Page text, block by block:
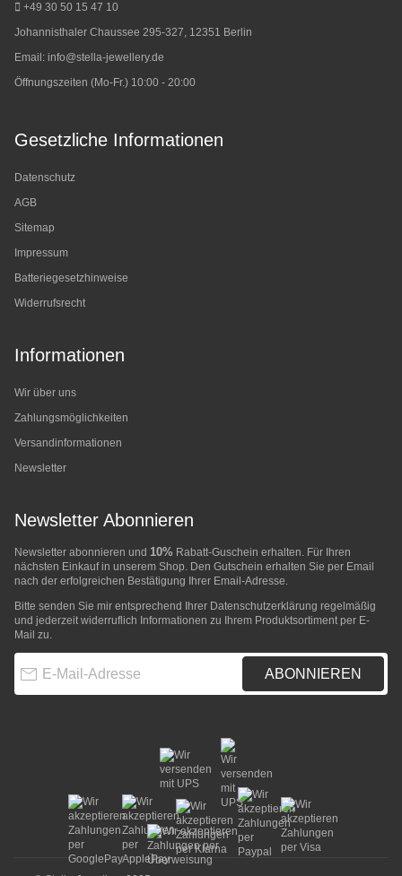
+49 30 50 15 47 10
Johannisthaler Chaussee 295-327, 12351 Berlin
Email: info@stella-jewellery.de
Öffnungszeiten (Mo-Fr.) 10:00 - 20:00
Gesetzliche Informationen
Datenschutz
AGB
Sitemap
Impressum
Batteriegesetzhinweise
Widerrufsrecht
Informationen
Wir über uns
Zahlungsmöglichkeiten
Versandinformationen
Newsletter
Newsletter Abonnieren
Newsletter abonnieren und 10% Rabatt-Guschein erhalten. Für Ihren
nächsten Einkauf in unserem Shop. Den Gutschein erhalten Sie per Email
nach der erfolgreichen Bestätigung Ihrer Email-Adresse.
Bitte senden Sie mir entsprechend Ihrer Datenschutzerklärung regelmäßig
und jederzeit widerruflich Informationen zu Ihrem Produktsortiment per E-
Mail zu.
ABONNIEREN